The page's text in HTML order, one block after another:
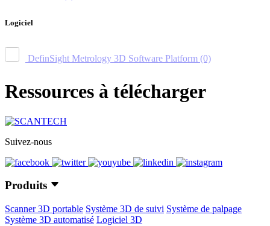
Logiciel
DefinSight Metrology 3D Software Platform (0)
Ressources à télécharger
Suivez-nous
Produits
Scanner 3D portable Système 3D de suivi Système de palpage
Système 3D automatisé Logiciel 3D